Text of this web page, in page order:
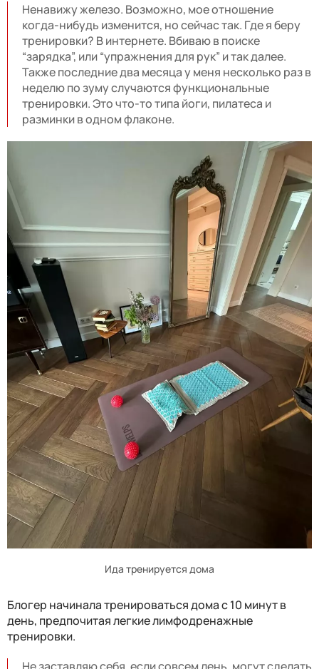
Ненавижу железо. Возможно, мое отношение
когда-нибудь изменится, но сейчас так. Где я беру
тренировки? В интернете. Вбиваю в поиске
“зарядка”, или “упражнения для рук” и так далее.
Также последние два месяца у меня несколько раз в
неделю по зуму случаются функциональные
тренировки. Это что-то типа йоги, пилатеса и
разминки в одном флаконе.
Ида тренируется дома
Блогер начинала тренироваться дома с 10 минут в
день, предпочитая легкие лимфодренажные
тренировки.